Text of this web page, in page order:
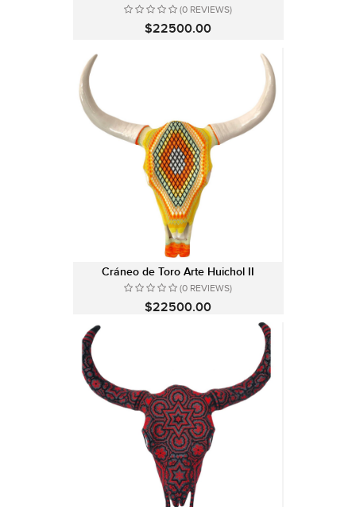
(0 REVIEWS)
$22500.00
Cráneo de Toro Arte Huichol II
(0 REVIEWS)
$22500.00